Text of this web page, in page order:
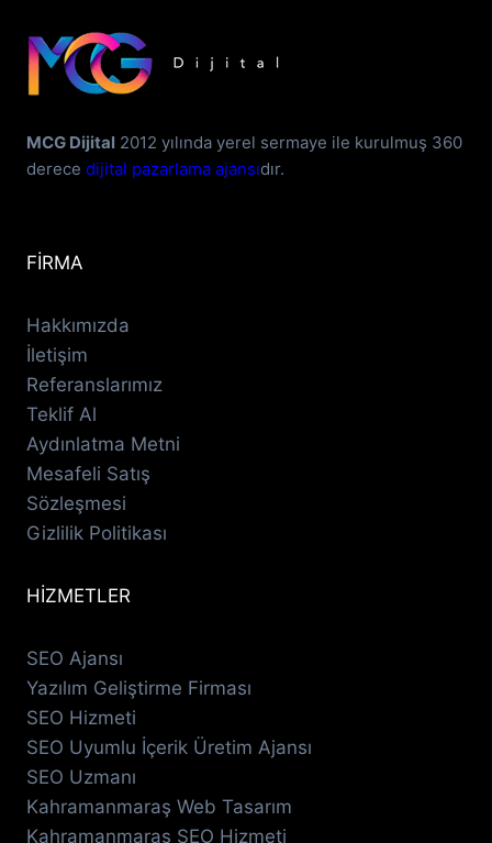
MCG Dijital 2012 yılında yerel sermaye ile kurulmuş 360
derece dijital pazarlama ajansıdır.
FİRMA
Hakkımızda
İletişim
Referanslarımız
Teklif Al
Aydınlatma Metni
Mesafeli Satış
Sözleşmesi
Gizlilik Politikası
HİZMETLER
SEO Ajansı
Yazılım Geliştirme Firması
SEO Hizmeti
SEO Uyumlu İçerik Üretim Ajansı
SEO Uzmanı
Kahramanmaraş Web Tasarım
Kahramanmaraş SEO Hizmeti